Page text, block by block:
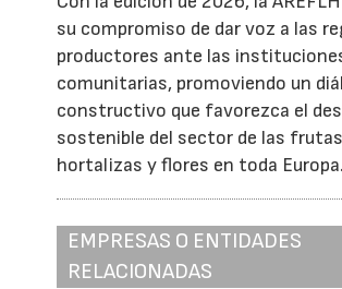
su compromiso de dar voz a las
productores ante las
comunitarias, promoviendo un
constructivo que favorezca el
sostenible del sector de las
hortalizas y flores en toda Europa.
EMPRESAS O ENTIDADES
RELACIONADAS